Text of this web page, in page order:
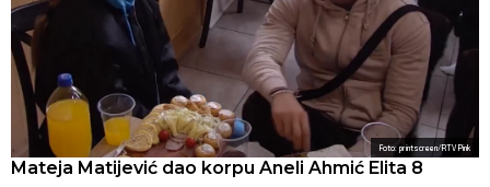
Foto: printscreen/RTV Pink
Mateja Matijević dao korpu Aneli Ahmić Elita 8